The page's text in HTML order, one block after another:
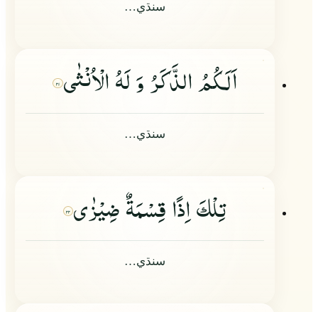
سنڌي…
اَلَكُمُ الذَّكَرُ وَ لَهُ الْاُنْثٰى ۲۱
سنڌي…
تِلْكَ اِذًا قِسْمَةٌ ضِیْزٰى ۲۲
سنڌي…